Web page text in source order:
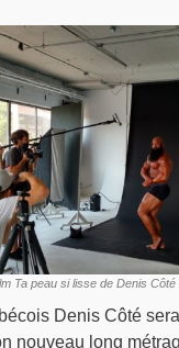
Ta peau si lisse de Denis
Denis Côté
nouveau long